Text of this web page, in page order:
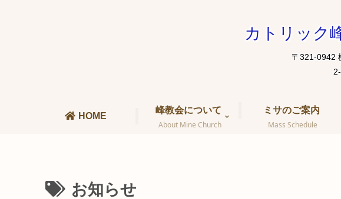
カトリック
〒321-0942
HOME
峰教会について
About Mine Church
ミサのご案内
Mass Schedule
お知らせ